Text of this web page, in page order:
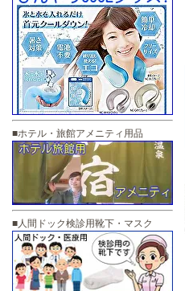
■ホテル・旅館アメニティ用品
■人間ドック検診用靴下・マスク